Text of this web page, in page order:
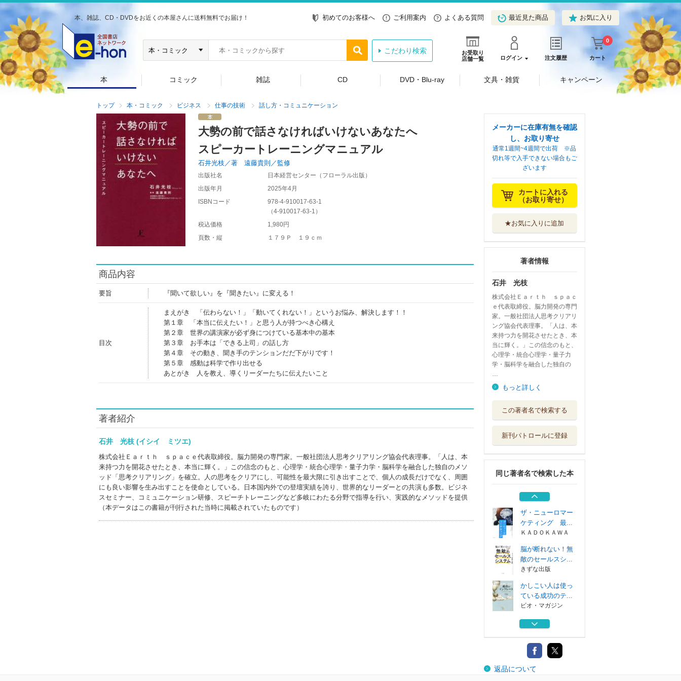
本、雑誌、CD・DVDをお近くの本屋さんに送料無料でお届け！ 初めてのお客様へ ご利用案内 よくある質問 最近見た商品 お気に入り
お受取り
店舗一覧
ログイン 注文履歴 カート
0
こだわり検索
本 コミック 雑誌 CD DVD・Blu-ray 文具・雑貨 キャンペーン
トップ 本・コミック ビジネス 仕事の技術 話し方・コミュニケーション
大勢の前で話さなければいけないあなたへ
スピーカートレーニングマニュアル
石井光枝／著 遠藤貴則／監修
出版社名
日本経営センター（フローラル出版）
出版年月
2025年4月
ISBNコード
978-4-910017-63-1
（4-910017-63-1 ）
税込価格
1,980円
頁数・縦
１７９Ｐ １９ｃｍ
商品内容
要旨 『聞いて欲しい』を『聞きたい』に変える！
目次
まえがき 「伝わらない！」「動いてくれない！」というお悩み、解決します！！
第１章 「本当に伝えたい！」と思う人が持つべき心構え
第２章 世界の講演家が必ず身につけている基本中の基本
第３章 お手本は「できる上司」の話し方
第４章 その動き、聞き手のテンションだだ下がりです！
第５章 感動は科学で作り出せる
あとがき 人を教え、導くリーダーたちに伝えたいこと
著者紹介
石井 光枝 (イシイ ミツエ)
株式会社Ｅａｒｔｈ ｓｐａｃｅ代表取締役。脳力開発の専門家。一般社団法人思考クリアリング協会代表理事。「人は、本
来持つ力を開花させたとき、本当に輝く。」この信念のもと、心理学・統合心理学・量子力学・脳科学を融合した独自のメソ
ッド「思考クリアリング」を確立。人の思考をクリアにし、可能性を最大限に引き出すことで、個人の成長だけでなく、周囲
にも良い影響を生み出すことを使命としている。日本国内外での登壇実績を誇り、世界的なリーダーとの共演も多数。ビジネ
スセミナー、コミュニケーション研修、スピーチトレーニングなど多岐にわたる分野で指導を行い、実践的なメソッドを提供
（本データはこの書籍が刊行された当時に掲載されていたものです）
メーカーに在庫有無を確認
し、お取り寄せ
通常1週間~4週間で出荷 ※品
切れ等で入手できない場合もご
ざいます
カートに入れる
（お取り寄せ）
★お気に入りに追加
著者情報
石井 光枝
株式会社Ｅａｒｔｈ ｓｐａｃ
ｅ代表取締役。脳力開発の専門
家。一般社団法人思考クリアリ
ング協会代表理事。「人は、本
来持つ力を開花させたとき、本
当に輝く。」この信念のもと、
心理学・統合心理学・量子力
学・脳科学を融合した独自の
…
もっと詳しく
この著者名で検索する
新刊パトロールに登録
同じ著者名で検索した本
ている成功のテ...
なりたい自分に一
ビオ・マガジン
ＣＤ 売れるまで
の時間－残り３...
パンローリング
ザ・ニューロマー
ケティング 最...
ＫＡＤＯＫＡＷＡ
脳が断れない！無
敵のセールスシ...
きずな出版
かしこい人は使っ
ている成功のテ...
ビオ・マガジン
なりたい自分に一
ビオ・マガジン
ＣＤ 売れるまで
の時間－残り３...
返品について